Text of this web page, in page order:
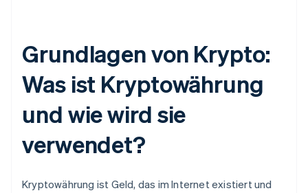
Grundlagen von Krypto:
Was ist Kryptowährung
und wie wird sie
verwendet?
Kryptowährung ist Geld, das im Internet existiert und